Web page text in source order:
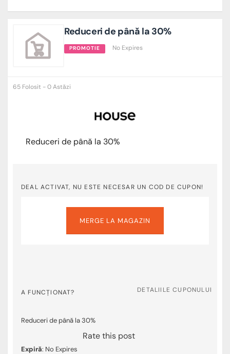
Reduceri de până la 30%
PROMOTIE No Expires
65 Folosit - 0 Astăzi
Reduceri de până la 30%
DEAL ACTIVAT, NU ESTE NECESAR UN COD DE CUPON!
MERGE LA MAGAZIN
A FUNCȚIONAT? DETALIILE CUPONULUI
Reduceri de până la 30%
Rate this post
Expiră: No Expires